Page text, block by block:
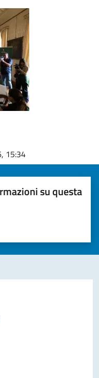
15:34
su questa
1 a 5 stelle)la chiarezza delle